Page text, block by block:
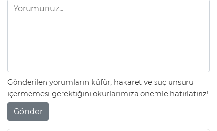
Gönderilen yorumların küfür, hakaret ve suç unsuru
içermemesi gerektiğini okurlarımıza önemle hatırlatırız!
Gönder